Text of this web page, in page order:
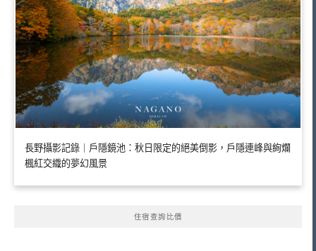
長野攝影記錄｜戶隱鏡池：秋日限定的絕美倒影，戶隱連峰與絢爛
楓紅交織的夢幻風景
住宿查詢比價